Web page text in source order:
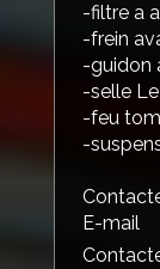
-filtre a
-frein
-guidon
-selle
-feu
-
E-mail